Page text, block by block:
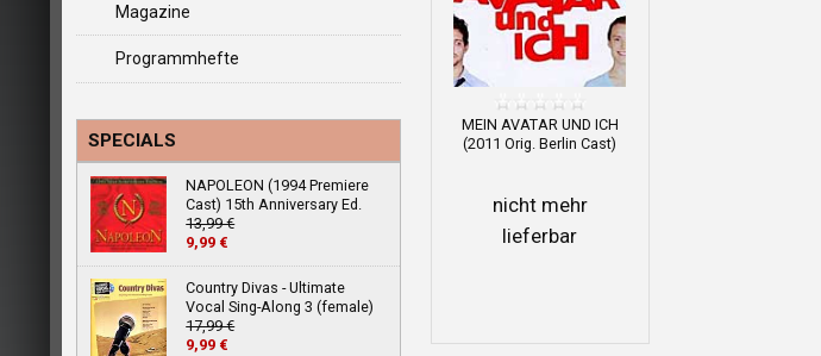
Magazine
Programmhefte
SPECIALS
NAPOLEON (1994 Premiere
Cast) 15th Anniversary Ed.
13,99 €
9,99 €
Country Divas - Ultimate
Vocal Sing-Along 3 (female)
17,99 €
9,99 €
MEIN AVATAR UND ICH
(2011 Orig. Berlin Cast)
nicht mehr
lieferbar